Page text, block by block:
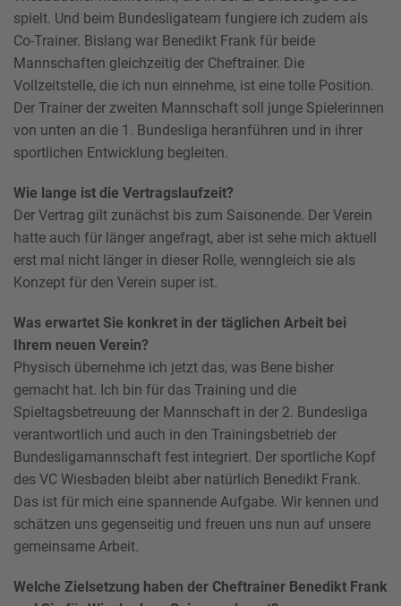
spielt. Und beim Bundesligateam fungiere ich zudem als
Co-Trainer. Bislang war Benedikt Frank für beide
Mannschaften gleichzeitig der Cheftrainer. Die
Vollzeitstelle, die ich nun einnehme, ist eine tolle Position.
Der Trainer der zweiten Mannschaft soll junge Spielerinnen
von unten an die 1. Bundesliga heranführen und in ihrer
sportlichen Entwicklung begleiten.
Wie lange ist die Vertragslaufzeit?
Der Vertrag gilt zunächst bis zum Saisonende. Der Verein
hatte auch für länger angefragt, aber ist sehe mich aktuell
erst mal nicht länger in dieser Rolle, wenngleich sie als
Konzept für den Verein super ist.
Was erwartet Sie konkret in der täglichen Arbeit bei
Ihrem neuen Verein?
Physisch übernehme ich jetzt das, was Bene bisher
gemacht hat. Ich bin für das Training und die
Spieltagsbetreuung der Mannschaft in der 2. Bundesliga
verantwortlich und auch in den Trainingsbetrieb der
Bundesligamannschaft fest integriert. Der sportliche Kopf
des VC Wiesbaden bleibt aber natürlich Benedikt Frank.
Das ist für mich eine spannende Aufgabe. Wir kennen und
schätzen uns gegenseitig und freuen uns nun auf unsere
gemeinsame Arbeit.
Welche Zielsetzung haben der Cheftrainer Benedikt Frank